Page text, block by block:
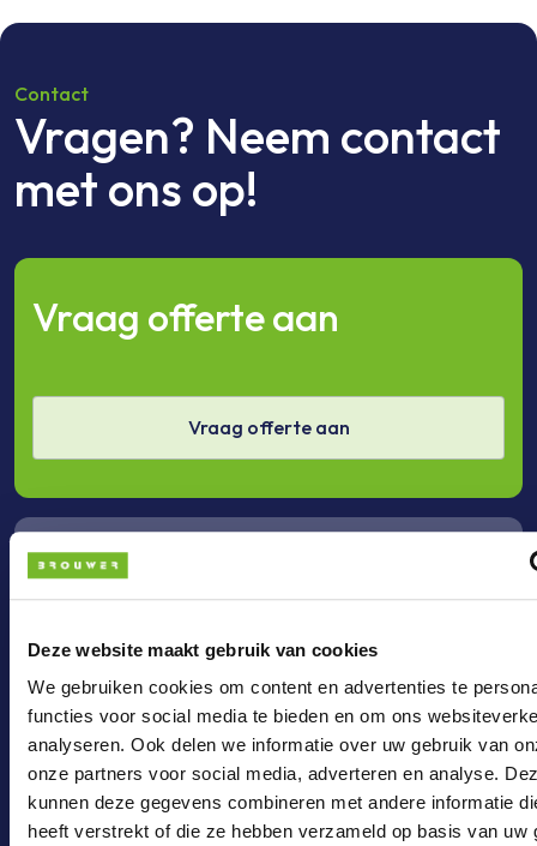
Deze website maakt gebruik van cookies
We gebruiken cookies om content en advertenties te
functies voor social media te bieden en om ons
analyseren. Ook delen we informatie over uw gebruik van
onze partners voor social media, adverteren en analyse.
kunnen deze gegevens combineren met andere informatie
heeft verstrekt of die ze hebben verzameld op basis van uw
Contact
Vragen? Neem contact
met ons op!
Vraag offerte aan
Vraag offerte aan
Bel ons
Bel +31 (0)36 - 3033024
Mail ons